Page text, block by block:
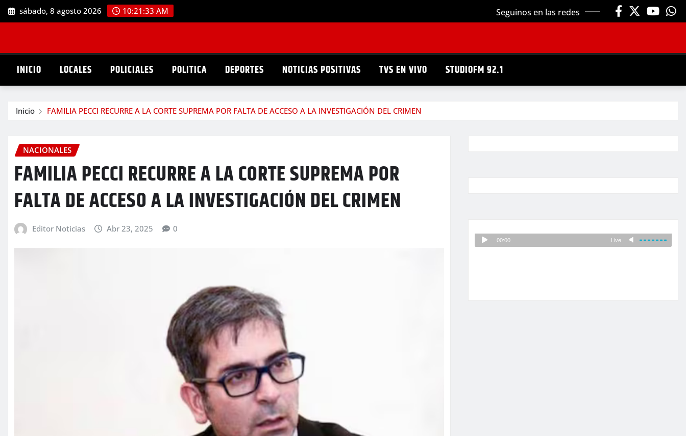
Saltar
al
sábado, 8 agosto 2026 10:21:34 AM Seguinos en las redes
INICIO LOCALES POLICIALES POLITICA DEPORTES NOTICIAS POSITIVAS TVS EN VIVO STUDIOFM 92.1
Inicio FAMILIA PECCI RECURRE A LA CORTE SUPREMA POR FALTA DE ACCESO A LA INVESTIGACIÓN DEL CRIMEN
NACIONALES
FAMILIA PECCI RECURRE A LA CORTE SUPREMA POR
FALTA DE ACCESO A LA INVESTIGACIÓN DEL CRIMEN
Editor Noticias Abr 23, 2025 0